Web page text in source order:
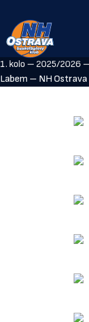
1. kolo – 2025/2026
Labem – NH Ostrava